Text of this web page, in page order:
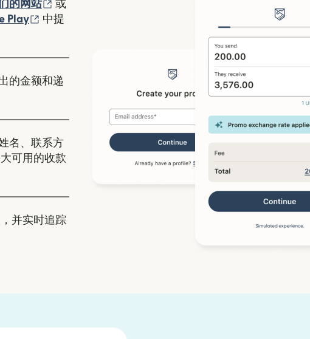
的网站 （在新窗口中打开）
或
中打开）
Play （在新窗口中打开）
中提
的金额和递
名、联系方
可用的收款
并实时追踪